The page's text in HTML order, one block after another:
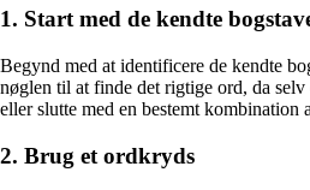
1. Start med de kendte
Begynd med at identificere de kendte
nøglen til at finde det rigtige ord, da
eller slutte med en bestemt kombination
2. Brug et ordkryds